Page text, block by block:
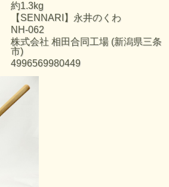
約1.3kg
【SENNARI】永井のくわ
NH-062
株式会社 相田合同工場 (新潟県三条
市)
4996569980449